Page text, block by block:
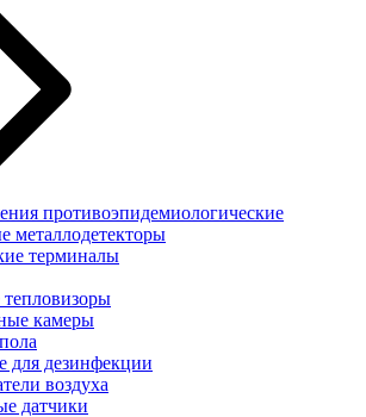
противоэпидемиологические
металлодетекторы
терминалы
камеры
для дезинфекции
воздуха
датчики